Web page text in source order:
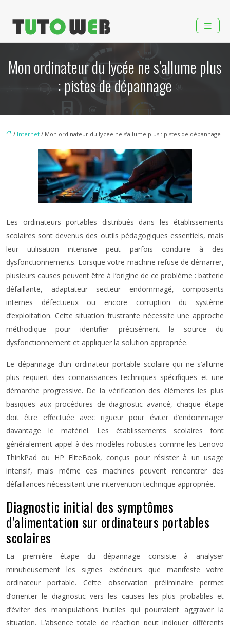
Mon ordinateur du lycée ne s’allume plus
: pistes de dépannage
/ Internet / Mon ordinateur du lycée ne s’allume plus : pistes de dépannage
Les ordinateurs portables distribués dans les établissements
scolaires sont devenus des outils pédagogiques essentiels, mais
leur utilisation intensive peut parfois conduire à des
dysfonctionnements. Lorsque votre machine refuse de démarrer,
plusieurs causes peuvent être à l’origine de ce problème : batterie
défaillante, adaptateur secteur endommagé, composants
internes défectueux ou encore corruption du système
d’exploitation. Cette situation frustrante nécessite une approche
méthodique pour identifier précisément la source du
dysfonctionnement et appliquer la solution appropriée.
Le dépannage d’un ordinateur portable scolaire qui ne s’allume
plus requiert des connaissances techniques spécifiques et une
démarche progressive. De la vérification des éléments les plus
basiques aux procédures de diagnostic avancé, chaque étape
doit être effectuée avec rigueur pour éviter d’endommager
davantage le matériel. Les établissements scolaires font
généralement appel à des modèles robustes comme les Lenovo
ThinkPad ou HP EliteBook, conçus pour résister à un usage
intensif, mais même ces machines peuvent rencontrer des
défaillances nécessitant une intervention technique appropriée.
Diagnostic initial des symptômes
d’alimentation sur ordinateurs portables
scolaires
La première étape du dépannage consiste à analyser
minutieusement les signes extérieurs que manifeste votre
ordinateur portable. Cette observation préliminaire permet
d’orienter le diagnostic vers les causes les plus probables et
d’éviter des manipulations inutiles qui pourraient aggraver la
situation. L’absence totale de réaction peut indiquer différents